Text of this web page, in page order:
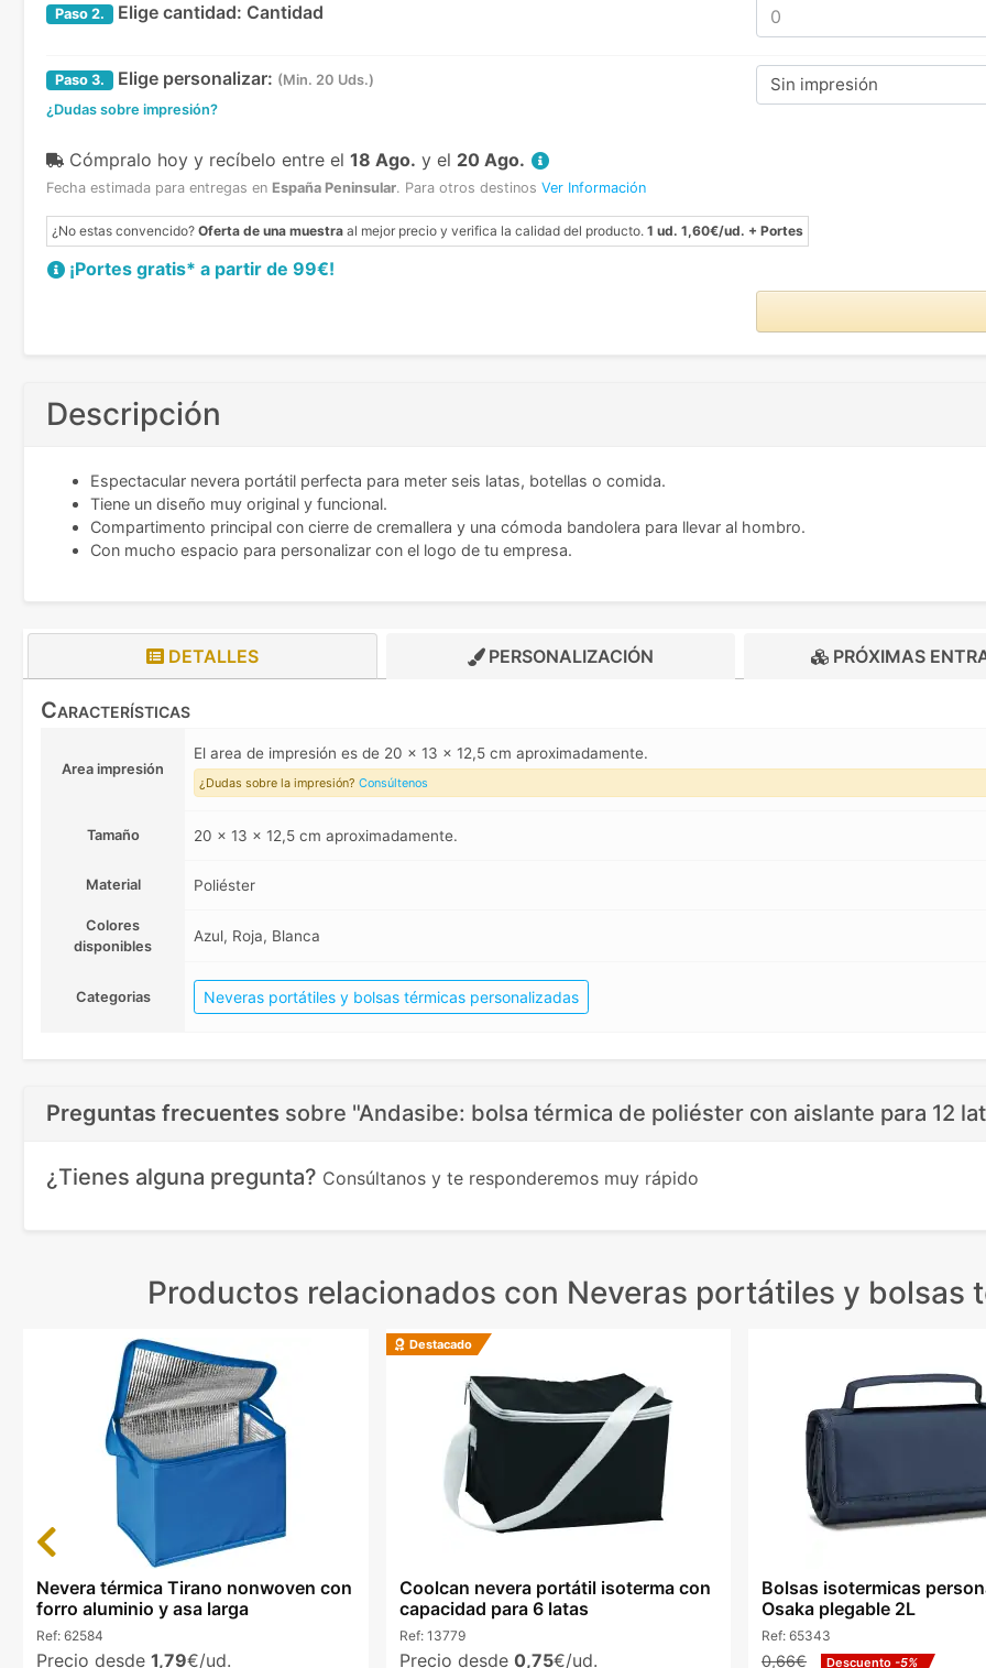
Paso 2. Elige cantidad: Cantidad
Paso 3. Elige personalizar: (Min. 20 Uds.)
¿Dudas sobre impresión?
Sin impresión
Cómpralo hoy y recíbelo entre el 18 Ago. y el 20 Ago.
Fecha estimada para entregas en España Peninsular. Para otros destinos Ver Información
¿No estas convencido? Oferta de una muestra al mejor precio y verifica la calidad del producto. 1 ud. 1,60€/ud. + Portes
¡Portes gratis* a partir de 99€!
Descripción
Espectacular nevera portátil perfecta para meter seis latas, botellas o comida.
Tiene un diseño muy original y funcional.
Compartimento principal con cierre de cremallera y una cómoda bandolera para llevar al hombro.
Con mucho espacio para personalizar con el logo de tu empresa.
DETALLES PERSONALIZACIÓN PRÓXIMAS
Características
Area impresión
El area de impresión es de 20 x 13 x 12,5 cm aproximadamente.
¿Dudas sobre la impresión? Consúltenos
Tamaño 20 x 13 x 12,5 cm aproximadamente.
Material Poliéster
Colores
disponibles
Azul, Roja, Blanca
Categorias Neveras portátiles y bolsas térmicas personalizadas
Preguntas frecuentes sobre "Andasibe: bolsa térmica de poliéster con aislante para 12
¿Tienes alguna pregunta? Consúltanos y te responderemos muy rápido
Productos relacionados con Neveras portátiles y bolsas
Nevera térmica Tirano nonwoven con
forro aluminio y asa larga
Ref: 62584
Precio desde 1,79€/ud.
Destacado
Coolcan nevera portátil isoterma con
capacidad para 6 latas
Ref: 13779
Precio desde 0,75€/ud.
Bolsas isotermicas
Osaka plegable 2L
Ref: 65343
0,66€ Descuento -5%
Previous